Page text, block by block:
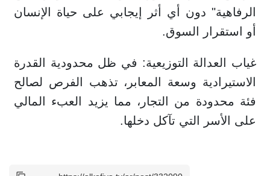
الرفاهية" دون أي أثر إيجابي على حياة الإنسان
أو استقرار السوق.
غياب العدالة التوزيعية: في ظل محدودية القدرة
الاستيرادية وسعة المعابر، تذهب الفرص لصالح
فئة محدودة من التجار، مما يزيد العبء المالي
على الأسر التي تآكل دخلها.